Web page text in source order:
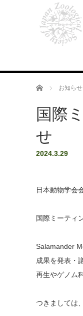
ホーム お知らせ
国際
せ
2024.3.29
日本動物学会
国際ミーティ
Salamander
成果を発表・
再生やゲノム
つきましては